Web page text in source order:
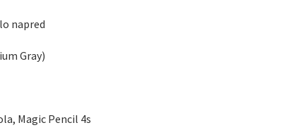
napred
Gray)
Magic Pencil 4s